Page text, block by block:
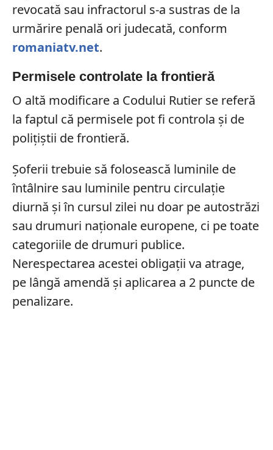
revocată sau infractorul s-a sustras de la
urmărire penală ori judecată, conform
romaniatv.net.
Permisele controlate la frontieră
O altă modificare a Codului Rutier se referă
la faptul că permisele pot fi controla și de
polițiștii de frontieră.
Șoferii trebuie să folosească luminile de
întâlnire sau luminile pentru circulație
diurnă și în cursul zilei nu doar pe autostrăzi
sau drumuri naționale europene, ci pe toate
categoriile de drumuri publice.
Nerespectarea acestei obligații va atrage,
pe lângă amendă și aplicarea a 2 puncte de
penalizare.